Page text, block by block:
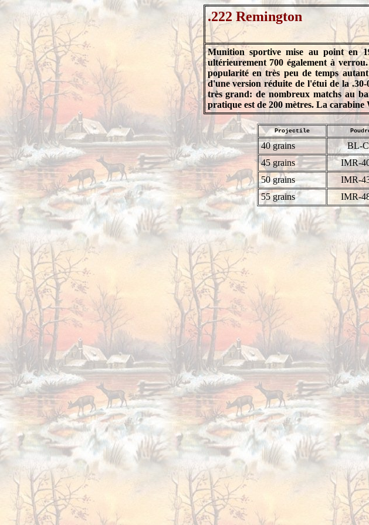
.222 Remington
Munition sportive mise au point en
ultérieurement 700 également à
popularité en très peu de temps
d'une version réduite de l'étui de la
très grand: de nombreux matchs au
pratique est de 200 mètres. La
Projectile
40 grains BL-
45 grains
IMR-
50 grains
IMR-
55 grains
IMR-